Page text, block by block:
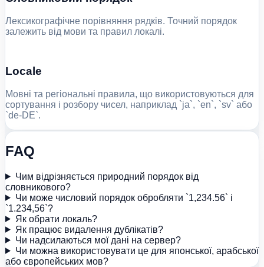
Лексикографічне порівняння рядків. Точний порядок
залежить від мови та правил локалі.
Locale
Мовні та регіональні правила, що використовуються для
сортування і розбору чисел, наприклад `ja`, `en`, `sv` або
`de-DE`.
FAQ
Чим відрізняється природний порядок від
словникового?
Чи може числовий порядок обробляти `1,234.56` і
`1.234,56`?
Як обрати локаль?
Як працює видалення дублікатів?
Чи надсилаються мої дані на сервер?
Чи можна використовувати це для японської, арабської
або європейських мов?